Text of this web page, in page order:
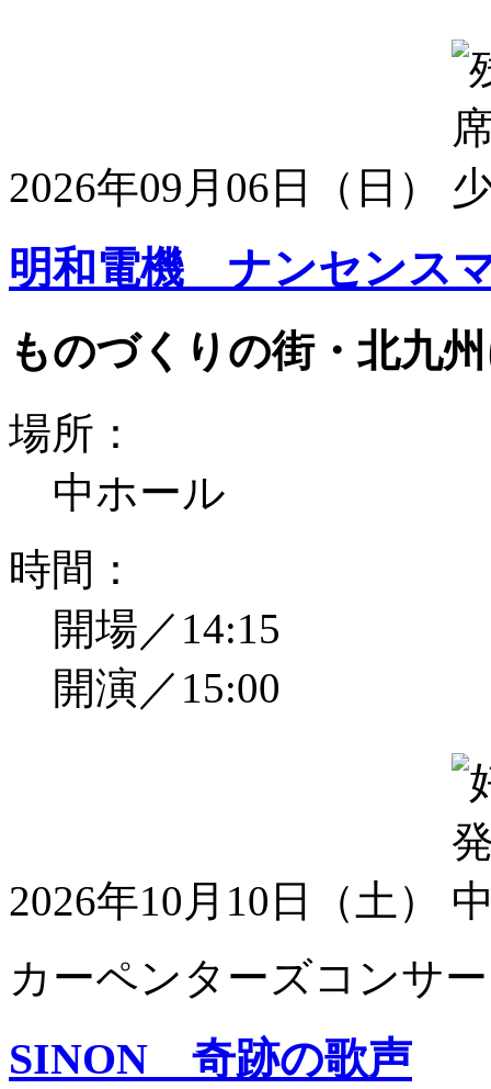
2026年09月06日（日）
明和電機 ナンセンス
ものづくりの街・北九
場所：
中ホール
時間：
開場／14:15
開演／15:00
2026年10月10日（土）
カーペンターズコンサ
SINON 奇跡の歌声